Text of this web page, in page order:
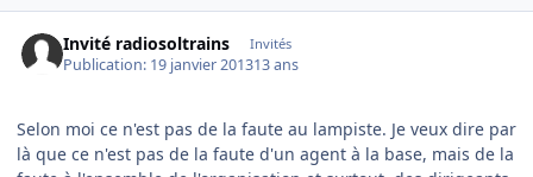
Invité radiosoltrains Invités
Publication: 19 janvier 201313 ans
Selon moi ce n'est pas de la faute au lampiste. Je veux dire par
là que ce n'est pas de la faute d'un agent à la base, mais de la